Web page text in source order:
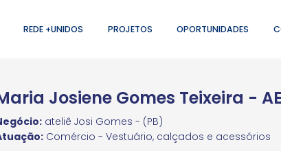
REDE +UNIDOS PROJETOS OPORTUNIDADES
Josiene Gomes Teixeira - AE
ateliê Josi Gomes - (PB)
Comércio - Vestuário, calçados e acessórios